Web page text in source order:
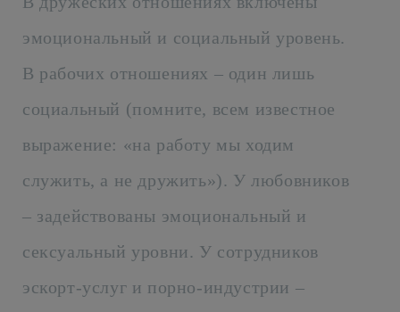
эмоциональный и социальный уровень.
В рабочих отношениях – один лишь
социальный (помните, всем известное
выражение: «на работу мы ходим
служить, а не дружить»). У любовников
– задействованы эмоциональный и
сексуальный уровни. У сотрудников
эскорт-услуг и порно-индустрии –